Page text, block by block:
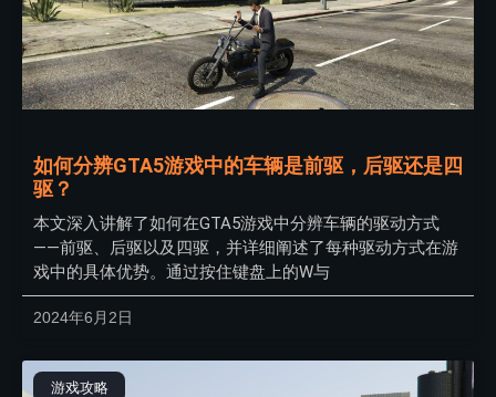
如何分辨GTA5游戏中的车辆是前驱，后驱还是四
驱？
本文深入讲解了如何在GTA5游戏中分辨车辆的驱动方式
——前驱、后驱以及四驱，并详细阐述了每种驱动方式在游
戏中的具体优势。通过按住键盘上的W与
2024年6月2日
游戏攻略